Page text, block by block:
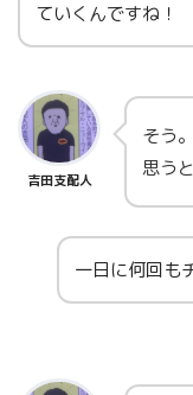
ていくんですね！
吉田支配人
そう
思う
一日に何回も